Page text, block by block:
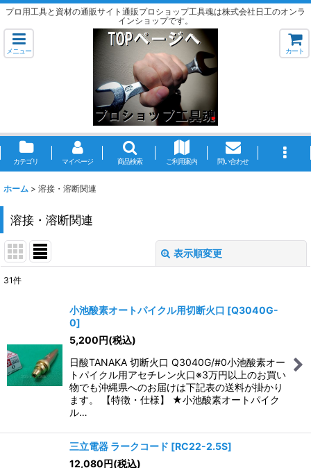
プロ用工具と資材の通販サイト通販プロショップ工具魂は株式会社日工のオンラ
インショップです。
メニュー カート
カテゴリ マイページ 商品検索 ご利用案内 問い合わせ
ホーム > 溶接・溶断関連
溶接・溶断関連
表示順変更
並び順:
絞り込む
31件
小池酸素オートパイクル用切断火口 [Q3040G-
0]
5,200円(税込)
日酸TANAKA 切断火口 Q3040G/#0小池酸素オー
トパイクル用アセチレン火口※3万円以上のお買い
物でも沖縄県へのお届けは下記表の送料が掛かり
ます。 【特徴・仕様】 ★小池酸素オートパイク
ル…
三立電器 ラークコード [RC22-2.5S]
12,080円(税込)